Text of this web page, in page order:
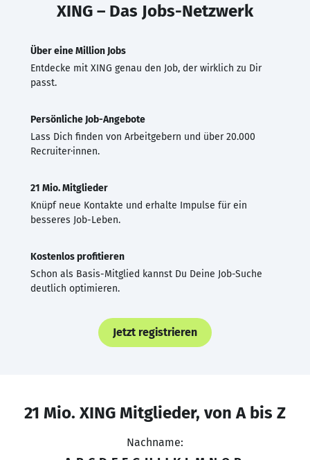
XING – Das Jobs-Netzwerk
Über eine Million Jobs
Entdecke mit XING genau den Job, der wirklich zu Dir
passt.
Persönliche Job-Angebote
Lass Dich finden von Arbeitgebern und über 20.000
Recruiter·innen.
21 Mio. Mitglieder
Knüpf neue Kontakte und erhalte Impulse für ein
besseres Job-Leben.
Kostenlos profitieren
Schon als Basis-Mitglied kannst Du Deine Job-Suche
deutlich optimieren.
Jetzt registrieren
21 Mio. XING Mitglieder, von A bis Z
Nachname: